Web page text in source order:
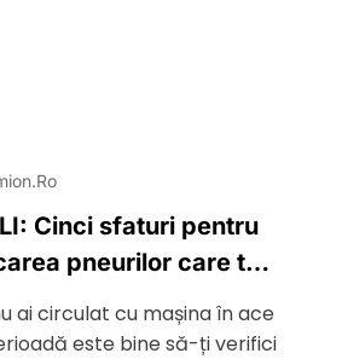
Cinci sfaturi pentru
pneurilor care te
te deplasezi în
cu mașina
ai circulat cu mașina în ace
este bine să-ți verifici